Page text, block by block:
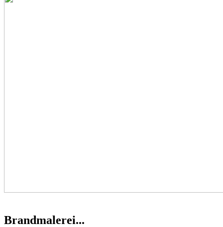
Brandmalerei...